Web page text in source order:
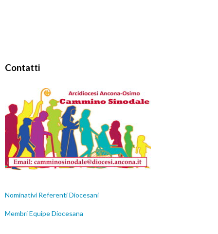
Contatti
Nominativi Referenti Diocesani
Membri Equipe Diocesana